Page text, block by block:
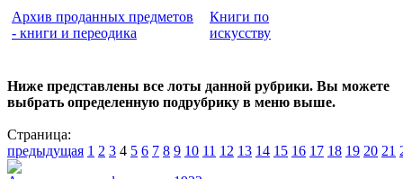
Архив проданных предметов
- книги и переодика
Книги по
искусству
Ниже представлены все лоты данной рубрики. Вы можете
выбрать определенную подрубрику в меню выше.
Страница:
предыдущая 1 2 3 4 5 6 7 8 9 10 11 12 13 14 15 16 17 18 19 20 21